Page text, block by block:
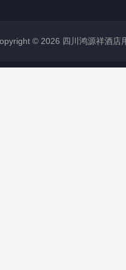
© 2026 四川鸿源祥酒店